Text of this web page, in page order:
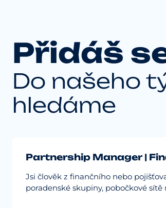
Přidáš
Do našeho
hledáme
Partnership Manager |
Jsi člověk z finančního nebo
poradenské skupiny, pobočkové